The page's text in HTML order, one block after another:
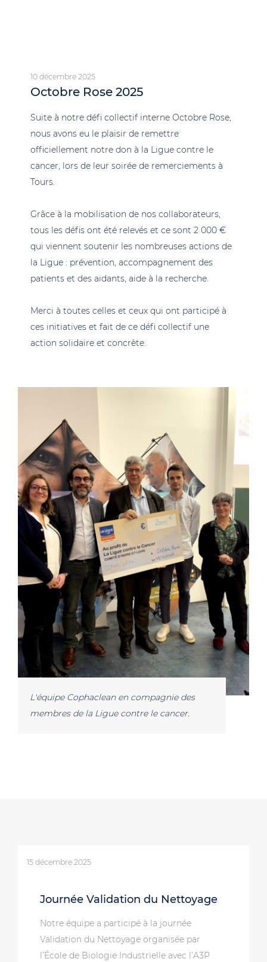
10 décembre 2025
Octobre Rose 2025
Suite à notre défi collectif interne Octobre Rose,
nous avons eu le plaisir de remettre
officiellement notre don à la Ligue contre le
cancer, lors de leur soirée de remerciements à
Tours.
Grâce à la mobilisation de nos collaborateurs,
tous les défis ont été relevés et ce sont 2 000 €
qui viennent soutenir les nombreuses actions de
la Ligue : prévention, accompagnement des
patients et des aidants, aide à la recherche.
Merci à toutes celles et ceux qui ont participé à
ces initiatives et fait de ce défi collectif une
action solidaire et concrète.
L'équipe Cophaclean en compagnie des
membres de la Ligue contre le cancer.
15 décembre 2025
Journée Validation du Nettoyage
Notre équipe a participé à la journée
Validation du Nettoyage organisée par
l’École de Biologie Industrielle avec l’A3P